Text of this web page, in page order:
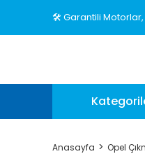
🛠️ Garantili Motorlar,
Anasayfa Opel